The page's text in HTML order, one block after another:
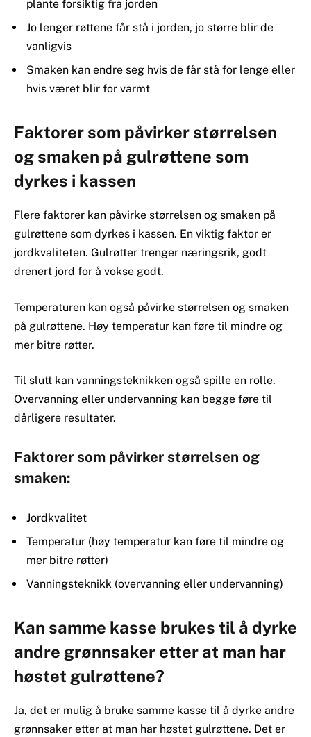
plante forsiktig fra jorden
Jo lenger røttene får stå i jorden, jo større blir de
vanligvis
Smaken kan endre seg hvis de får stå for lenge eller
hvis været blir for varmt
Faktorer som påvirker størrelsen
og smaken på gulrøttene som
dyrkes i kassen
Flere faktorer kan påvirke størrelsen og smaken på
gulrøttene som dyrkes i kassen. En viktig faktor er
jordkvaliteten. Gulrøtter trenger næringsrik, godt
drenert jord for å vokse godt.
Temperaturen kan også påvirke størrelsen og smaken
på gulrøttene. Høy temperatur kan føre til mindre og
mer bitre røtter.
Til slutt kan vanningsteknikken også spille en rolle.
Overvanning eller undervanning kan begge føre til
dårligere resultater.
Faktorer som påvirker størrelsen og
smaken:
Jordkvalitet
Temperatur (høy temperatur kan føre til mindre og
mer bitre røtter)
Vanningsteknikk (overvanning eller undervanning)
Kan samme kasse brukes til å dyrke
andre grønnsaker etter at man har
høstet gulrøttene?
Ja, det er mulig å bruke samme kasse til å dyrke andre
grønnsaker etter at man har høstet gulrøttene. Det er